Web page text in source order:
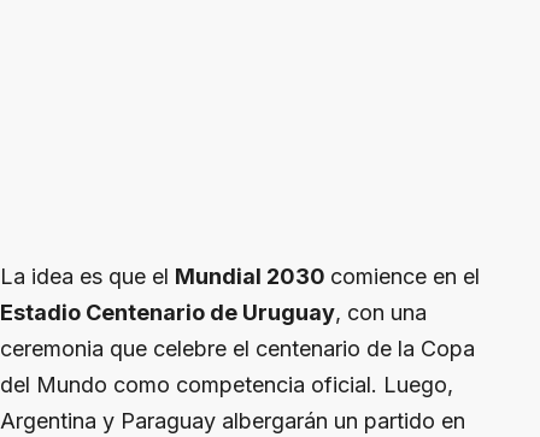
La idea es que el Mundial 2030 comience en el
Estadio Centenario de Uruguay, con una
ceremonia que celebre el centenario de la Copa
del Mundo como competencia oficial. Luego,
Argentina y Paraguay albergarán un partido en